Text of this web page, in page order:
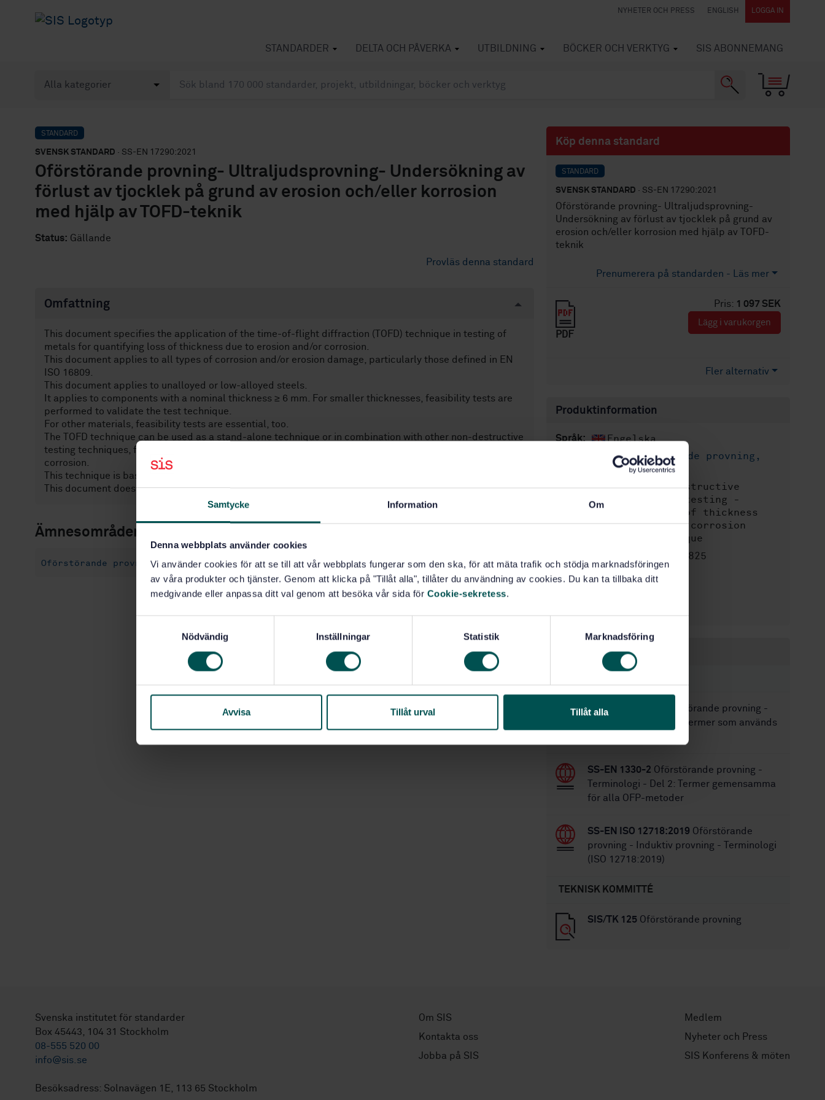
Samtycke Information Om
Denna webbplats använder cookies
Vi använder cookies för att se till att vår webbplats fungerar som den ska, för att mäta trafik och stödja marknadsföringen
av våra produkter och tjänster. Genom att klicka på "Tillåt alla", tillåter du användning av cookies. Du kan ta tillbaka ditt
medgivande eller anpassa ditt val genom att besöka vår sida för Cookie-sekretess.
s
Nödvändig Inställningar Statistik Marknadsföring
Avvisa Tillåt urval Tillåt alla
NYHETER OCH PRESS ENGLISH LOGGA IN
STANDARDER DELTA OCH PÅVERKA UTBILDNING BÖCKER OCH VERKTYG SIS ABONNEMANG
STANDARD
SVENSK STANDARD · SS-EN 17290:2021
Oförstörande provning- Ultraljudsprovning- Undersökning av
förlust av tjocklek på grund av erosion och/eller korrosion
med hjälp av TOFD-teknik
Status: Gällande
Provläs denna standard
Omfattning
This document specifies the application of the time-of-flight diffraction (TOFD) technique in testing of
metals for quantifying loss of thickness due to erosion and/or corrosion.
This document applies to all types of corrosion and/or erosion damage, particularly those defined in EN
ISO 16809.
This document applies to unalloyed or low-alloyed steels.
It applies to components with a nominal thickness ≥ 6 mm. For smaller thicknesses, feasibility tests are
performed to validate the test technique.
For other materials, feasibility tests are essential, too.
The TOFD technique can be used as a stand-alone technique or in combination with other non-destructive
testing techniques, for in-service testing, in order to detect material loss caused by erosion and/or
corrosion.
This technique is based on analysis of TOFD images using reflected and/or diffracted ultrasonic signals.
This document does not specify acceptance levels.
Ämnesområden
Oförstörande provning (19.100)
Köp denna standard
STANDARD
SVENSK STANDARD · SS-EN 17290:2021
Oförstörande provning- Ultraljudsprovning-
Undersökning av förlust av tjocklek på grund av
erosion och/eller korrosion med hjälp av TOFD-
teknik
Prenumerera på standarden - Läs mer
Pris: 1 097 SEK
PDF
Lägg i varukorgen
Fler alternativ
Produktinformation
Språk: Engelska
Framtagen av:
Oförstörande provning,
SIS/TK 125
Internationell titel:Non-destructive
testing - Ultrasonic testing -
Examination for loss of thickness
due to erosion and/or corrosion
using the TOFD technique
STD-80031825
Utgåva: 1
Inom samma område
SS-EN 1330-10
Oförstörande provning -
Terminologi - Del 10: Termer som används
SS-EN 1330-2 Oförstörande provning -
Terminologi - Del 2: Termer gemensamma
för alla OFP-metoder
SS-EN ISO 12718:2019 Oförstörande
provning - Induktiv provning - Terminologi
(ISO 12718:2019)
TEKNISK KOMMITTÉ
SIS/TK 125 Oförstörande provning
Svenska institutet för standarder
Box 45443, 104 31 Stockholm
08-555 520 00
info@sis.se
Besöksadress: Solnavägen 1E, 113 65 Stockholm
Om SIS
Kontakta oss
Jobba på SIS
Medlem
Nyheter och Press
SIS Konferens & möten